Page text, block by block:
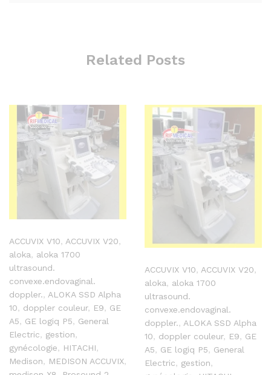
Related Posts
ACCUVIX V10, ACCUVIX V20,
aloka, aloka 1700
ultrasound.
convexe.endovaginal.
doppler., ALOKA SSD Alpha
10, doppler couleur, E9, GE
A5, GE logiq P5, General
Electric, gestion,
gynécologie, HITACHI,
Medison, MEDISON ACCUVIX,
ACCUVIX V10, ACCUVIX V20,
aloka, aloka 1700
ultrasound.
convexe.endovaginal.
doppler., ALOKA SSD Alpha
10, doppler couleur, E9, GE
A5, GE logiq P5, General
Electric, gestion,